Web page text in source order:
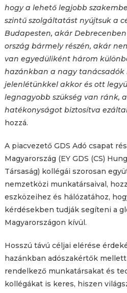
hogy a lehető legjobb
szintű szolgáltatást nyújtsuk a
Budapesten, akár Debrecenben
ország bármely részén, akár
van egyedüliként három
hazánkban a nagy tanácsadók
jelenlétünkkel akkor és ott
legnagyobb szükség van ránk,
hatékonyságot biztosítva
hozzá.
A piacvezető GDS Adó csapat
Magyarország (EY GDS (CS)
Társaság) kollégái szorosan
nemzetközi munkatársaival,
eszközeihez és hálózatához,
kérdésekben tudják segíteni a
Magyarországon kívül.
Hosszú távú céljai elérése
hazánkban adószakértők
rendelkező munkatársakat és
kollégákat is keres, hiszen